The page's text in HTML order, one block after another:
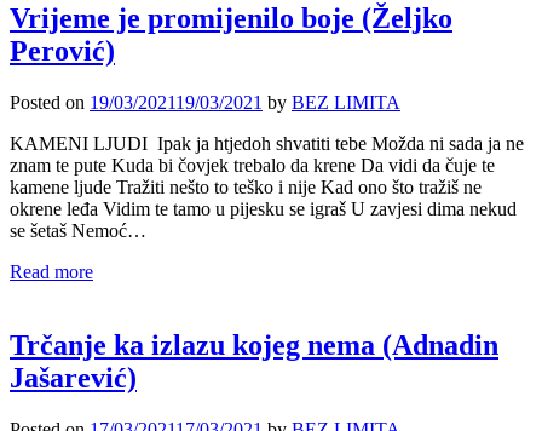
Vrijeme je promijenilo boje (Željko
Perović)
Posted on 19/03/202119/03/2021 by BEZ LIMITA
KAMENI LJUDI Ipak ja htjedoh shvatiti tebe Možda ni sada ja ne
znam te pute Kuda bi čovjek trebalo da krene Da vidi da čuje te
kamene ljude Tražiti nešto to teško i nije Kad ono što tražiš ne
okrene leđa Vidim te tamo u pijesku se igraš U zavjesi dima nekud
se šetaš Nemoć…
Read more
Trčanje ka izlazu kojeg nema (Adnadin
Jašarević)